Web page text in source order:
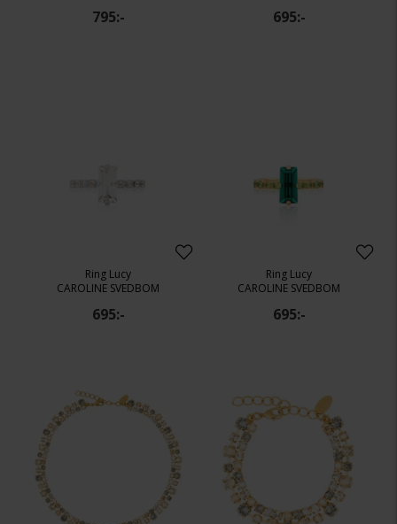
795:- 695:-
Ring Lucy
CAROLINE SVEDBOM
695:-
Ring Lucy
CAROLINE SVEDBOM
695:-